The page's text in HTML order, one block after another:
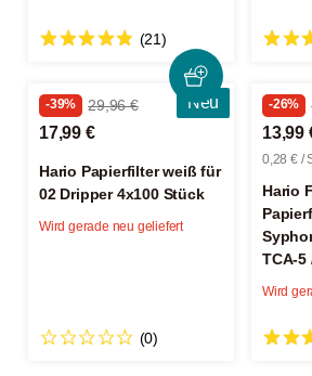
(21)
Neu
-39% 29,96 €
17,99 €
Hario Papierfilter weiß für
02 Dripper 4x100 Stück
(0)
Wird gerade neu geliefert
-26%
13,99
0,28 € /
Hario
TCA-5
Wird